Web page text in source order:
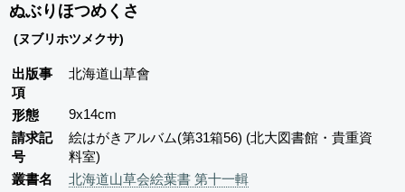
ぬぶりほつめくさ
(ヌブリホツメクサ)
出版事
項
北海道山草會
形態
9x14cm
請求記
号
絵はがきアルバム(第31箱56) (北大図書館・貴重資
料室)
叢書名
北海道山草会絵葉書 第十一輯